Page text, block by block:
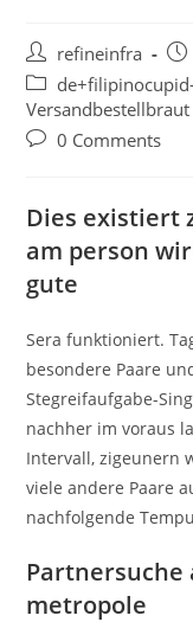
Post
author:
refineinfra
Post
category:
Versandbestellbraut
Post0 Comments
Dies existiert
am person
gute
Sera funktioniert.
besondere Paare
Stegreifaufgabe-
nachher im voraus
Intervall, zigeunern
viele andere Paare
nachfolgende
Partnersuche
metropole